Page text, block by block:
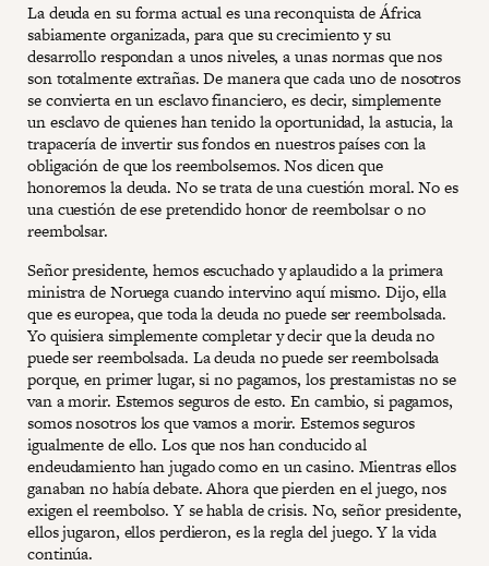
La deuda en su forma actual es una reconquista de África
sabiamente organizada, para que su crecimiento y su
desarrollo respondan a unos niveles, a unas normas que nos
son totalmente extrañas. De manera que cada uno de nosotros
se convierta en un esclavo financiero, es decir, simplemente
un esclavo de quienes han tenido la oportunidad, la astucia, la
trapacería de invertir sus fondos en nuestros países con la
obligación de que los reembolsemos. Nos dicen que
honoremos la deuda. No se trata de una cuestión moral. No es
una cuestión de ese pretendido honor de reembolsar o no
reembolsar.
Señor presidente, hemos escuchado y aplaudido a la primera
ministra de Noruega cuando intervino aquí mismo. Dijo, ella
que es europea, que toda la deuda no puede ser reembolsada.
Yo quisiera simplemente completar y decir que la deuda no
puede ser reembolsada. La deuda no puede ser reembolsada
porque, en primer lugar, si no pagamos, los prestamistas no se
van a morir. Estemos seguros de esto. En cambio, si pagamos,
somos nosotros los que vamos a morir. Estemos seguros
igualmente de ello. Los que nos han conducido al
endeudamiento han jugado como en un casino. Mientras ellos
ganaban no había debate. Ahora que pierden en el juego, nos
exigen el reembolso. Y se habla de crisis. No, señor presidente,
ellos jugaron, ellos perdieron, es la regla del juego. Y la vida
continúa.